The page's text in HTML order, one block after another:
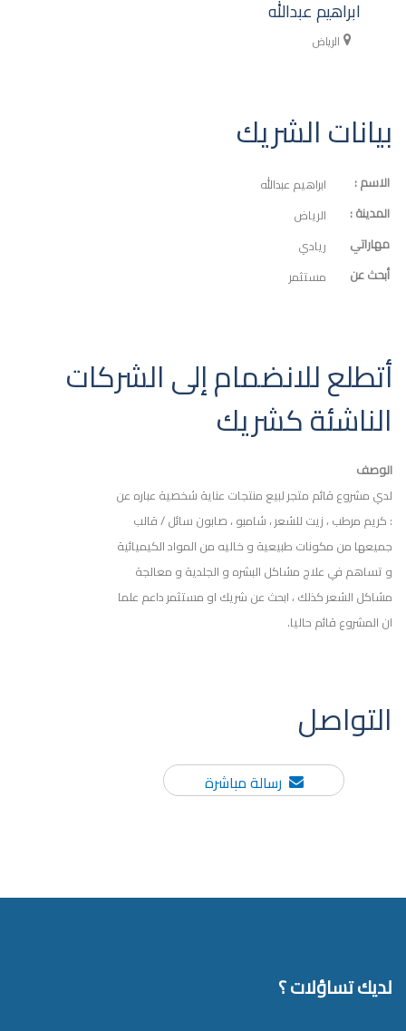
ابراهيم عبدالله
الرياض
بيانات الشريك
الاسم :
ابراهيم عبدالله
المدينة :
الرياض
مهاراتي
ريادي
أبحث عن
مستثمر
أتطلع للانضمام إلى الشركات
الناشئة كشريك
الوصف
لدي مشروع قائم متجر لبيع منتجات عناية شخصية عباره عن
: كريم مرطب ، زيت للشعر ، شامبو ، صابون سائل / قالب
جميعها من مكونات طبيعية و خاليه من المواد الكيميائية
و تساهم في علاج مشاكل البشره و الجلدية و معالجة
مشاكل الشعر كذلك ، ابحث عن شريك او مستثمر داعم علما
ان المشروع قائم حاليا.
التواصل
رسالة مباشرة
لديك تساؤلات ؟